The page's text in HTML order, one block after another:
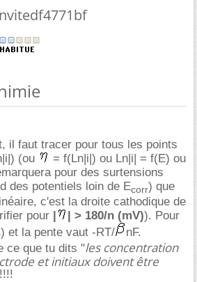
il faut tracer pour tous les points
(ou
= f(Ln|i|) ou Ln|i| = f(E) ou
pour des surtensions
des potentiels loin de Ecorr) que
c'est la droite cathodique de
pour
| > 180/n (mV)). Pour
) et la pente vaut -RT/
nF.
ce que tu dits "les concentration
et initiaux doivent être